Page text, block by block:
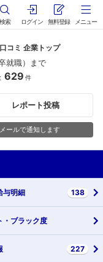
検索 ログイン 無料登録 メニュー
コミ 企業トップ
就職）まで
629 件
レポート投稿
ールで通知します
与明細 138
ブラック度
227